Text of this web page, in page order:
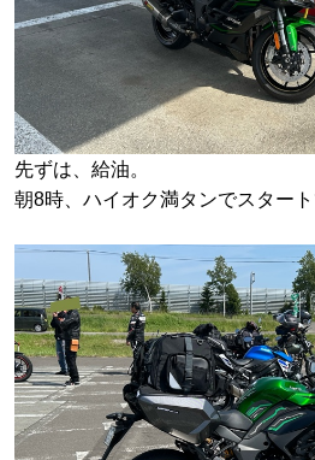
先ずは、給油。
朝8時、ハイオク満タンでスタート